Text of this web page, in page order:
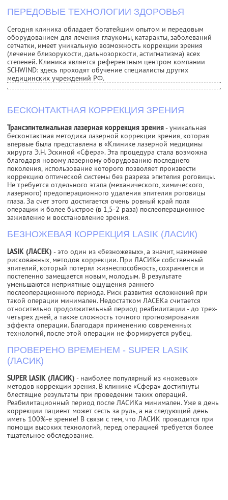
ПЕРЕДОВЫЕ ТЕХНОЛОГИИ ЗДОРОВЬЯ
Сегодня клиника обладает богатейшим опытом и передовым
оборудованием для лечения глаукомы, катаракты, заболеваний
сетчатки, имеет уникальную возможность коррекции зрения
(лечение близорукости, дальнозоркости, астигматизма) всех
степеней. Клиника является референтным центром компании
SCHWIND: здесь проходят обучение специалисты других
медицинских учреждений РФ.
БЕСКОНТАКТНАЯ КОРРЕКЦИЯ ЗРЕНИЯ
Трансэпителиальная лазерная коррекция зрения- уникальная
бесконтактная методика лазерной коррекции зрения, которая
впервые была представлена в «Клинике лазерной медицины
хирурга Э.Н. Эскиной «Сфера». Эта процедура стала возможна
благодаря новому лазерному оборудованию последнего
поколения, использование которого позволяет произвести
коррекцию оптической системы без разреза эпителия роговицы.
Не требуется отдельного этапа (механического, химического,
лазерного) предоперационного удаления эпителия роговицы
глаза. За счет этого достигается очень ровный край поля
операции и более быстрое (в 1,5-2 раза) послеоперационное
заживление и восстановление зрения.
БЕЗНОЖЕВАЯ КОРРЕКЦИЯ LASIK (ЛАСИК)
LASIK (ЛАСЕК) - это один из «безножевых», а значит, наименее
рискованных, методов коррекции. При ЛАСИКе собственный
эпителий, который потерял жизнеспособность, сохраняется и
постепенно замещается новым, молодым. В результате
уменьшаются неприятные ощущения раннего
послеоперационного периода. Риск развития осложнений при
такой операции минимален. Недостатком ЛАСЕКа считается
относительно продолжительный период реабилитации - до трех-
четырех дней, а также сложность точного прогнозирования
эффекта операции. Благодаря применению современных
технологий, после этой операции не формируется рубец.
ПРОВЕРЕНО ВРЕМЕНЕМ - SUPER LASIK
(ЛАСИК)
SUPER LASIK (ЛАСИК) - наиболее популярный из «ножевых»
методов коррекции зрения. В клинике «Сфера» достигнуты
блестящие результаты при проведении таких операций.
Реабилитационный период после ЛАСИКа минимален. Уже в день
коррекции пациент может сесть за руль, а на следующий день
иметь 100%-е зрение! В связи с тем, что ЛАСИК проводится при
помощи высоких технологий, перед операцией требуется более
тщательное обследование.